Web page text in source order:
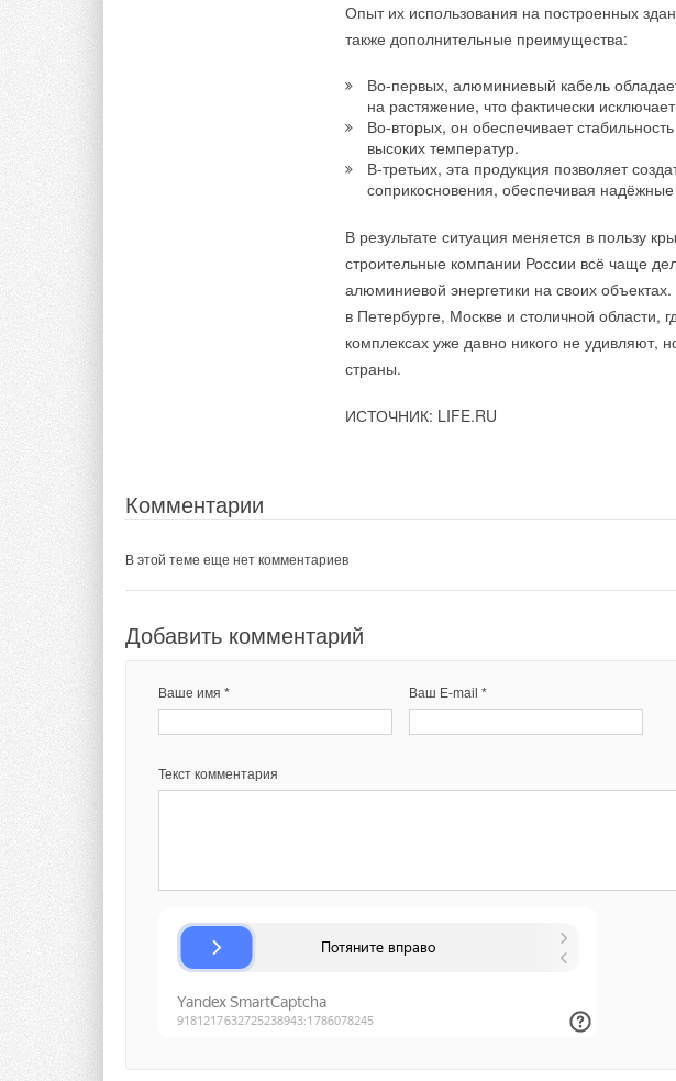
Опыт их использования на построенных
также дополнительные преимущества:
Во-первых, алюминиевый кабель
на растяжение, что фактически
Во-вторых, он обеспечивает
высоких температур.
В-третьих, эта продукция позволяет
соприкосновения, обеспечивая
В результате ситуация меняется в пользу
строительные компании России всё чаще
алюминиевой энергетики на своих
в Петербурге, Москве и столичной
комплексах уже давно никого не удивляют,
страны.
ИСТОЧНИК: LIFE.RU
Комментарии
В этой теме еще нет комментариев
Добавить комментарий
Ваше имя * Ваш E-mail *
Текст комментария